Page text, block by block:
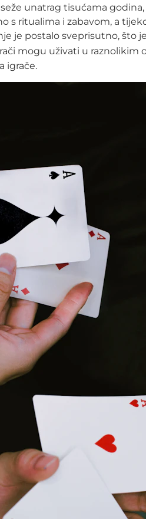
unatrag tisućama
s ritualima i zabavom, a
je postalo sveprisutno, što
mogu uživati u raznolikim
igrače.